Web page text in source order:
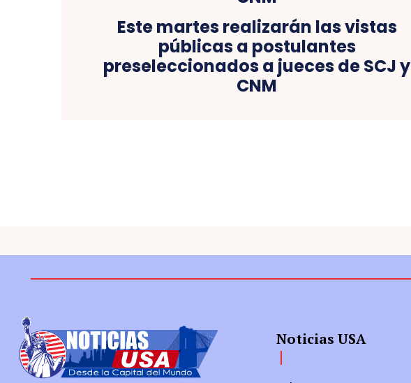
Este martes realizarán las vistas
públicas a postulantes
preseleccionados a jueces de SCJ y
CNM
Noticias USA